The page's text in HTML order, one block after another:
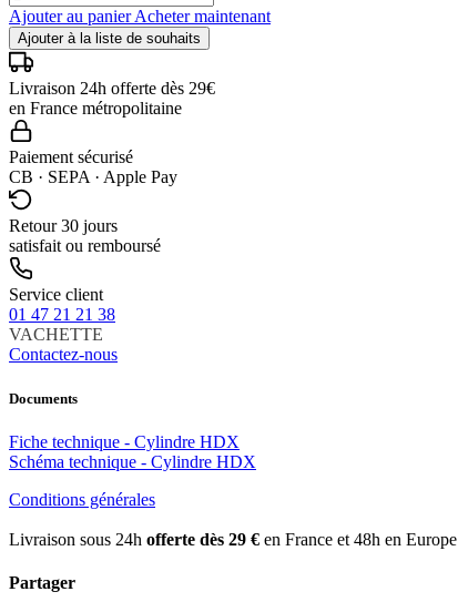
Ajouter au panierAcheter maintenant
Ajouter à la liste de souhaits
Livraison 24h offerte dès 29€
en France métropolitaine
Paiement sécurisé
CB · SEPA · Apple Pay
Retour 30 jours
satisfait ou remboursé
Service client
01 47 21 21 38
VACHETTE
Contactez-nous
Documents
Fiche technique - Cylindre HDX
Schéma technique - Cylindre HDX
Conditions générales
Livraison sous 24h offerte dès 29 € en France et 48h en Europe
Partager